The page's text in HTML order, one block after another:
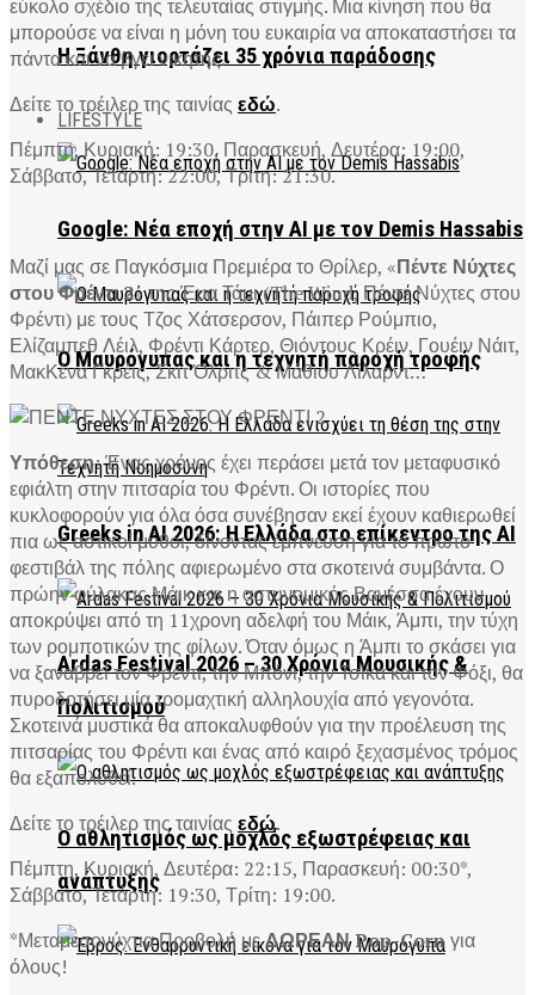
Η Ξάνθη γιορτάζει 35 χρόνια παράδοσης
LIFESTYLE
Google: Νέα εποχή στην AI με τον Demis Hassabis
Ο Μαυρόγυπας και η τεχνητή παροχή τροφής
Greeks in AI 2026: Η Ελλάδα στο επίκεντρο της AI
Ardas Festival 2026 – 30 Χρόνια Μουσικής &
Πολιτισμού
Ο αθλητισμός ως μοχλός εξωστρέφειας και
ανάπτυξης
εύκολο σχέδιο της τελευταίας στιγμής. Μια κίνηση που θα
μπορούσε να είναι η μόνη του ευκαιρία να αποκαταστήσει τα
πάντα και να βγει νικητής.
Δείτε το τρέιλερ της ταινίας εδώ.
Πέμπτη, Κυριακή: 19:30, Παρασκευή, Δευτέρα: 19:00,
Σάββατο, Τετάρτη: 22:00, Τρίτη: 21:30.
Μαζί μας σε Παγκόσμια Πρεμιέρα το Θρίλερ, «Πέντε Νύχτες
στου Φρέντι 2» της Έμα Τάμι (The Wind, Πέντε Νύχτες στου
Φρέντι) με τους Τζος Χάτσερσον, Πάιπερ Ρούμπιο,
Ελίζαμπεθ Λέιλ, Φρέντι Κάρτερ, Θιόντους Κρέιν, Γουέιν Νάιτ,
ΜακΚένα Γκρέις, Σκιτ Όλριτς & Μάθιου Λίλαρντ…
Υπόθεση: Ένας χρόνος έχει περάσει μετά τον μεταφυσικό
εφιάλτη στην πιτσαρία του Φρέντι. Οι ιστορίες που
κυκλοφορούν για όλα όσα συνέβησαν εκεί έχουν καθιερωθεί
πια ως αστικοί μύθοι, δίνοντας έμπνευση για το πρώτο
φεστιβάλ της πόλης αφιερωμένο στα σκοτεινά συμβάντα. Ο
πρώην φύλακας Μάικ και η αστυνομικός Βανέσσα έχουν
αποκρύψει από τη 11χρονη αδελφή του Μάικ, Άμπι, την τύχη
των ρομποτικών της φίλων. Όταν όμως η Άμπι το σκάσει για
να ξαναβρεί τον Φρέντι, την Μπόνι, την Τσίκα και τον Φόξι, θα
πυροδοτήσει μία τρομαχτική αλληλουχία από γεγονότα.
Σκοτεινά μυστικά θα αποκαλυφθούν για την προέλευση της
πιτσαρίας του Φρέντι και ένας από καιρό ξεχασμένος τρόμος
θα εξαπολυθεί.
Δείτε το τρέιλερ της ταινίας εδώ.
Πέμπτη, Κυριακή, Δευτέρα: 22:15, Παρασκευή: 00:30*,
Σάββατο, Τετάρτη: 19:30, Τρίτη: 19:00.
*Μεταμεσονύχτια Προβολή μεΔΩΡΕΑΝ Pop-Cornγια
όλους!